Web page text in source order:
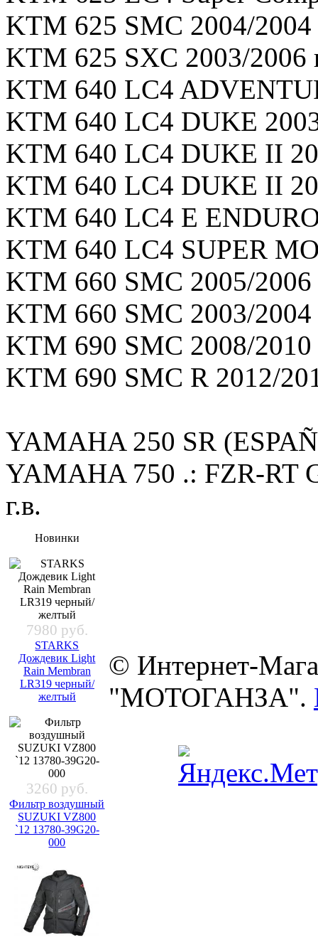
KTM 625 SMC 2004/2004
KTM 625 SXC 2003/2006
KTM 640 LC4
KTM 640 LC4 DUKE
KTM 640 LC4 DUKE II
KTM 640 LC4 DUKE II
KTM 640 LC4 E
KTM 640 LC4 SUPER
KTM 660 SMC 2005/2006
KTM 660 SMC 2003/2004
KTM 690 SMC 2008/2010
KTM 690 SMC R 2012/
YAMAHA 250 SR
YAMAHA 750 .: FZR-RT
г.в.
Новинки
7980 руб.
STARKS
Дождевик Light
Rain Membran
LR319 черный/
желтый
3260 руб.
Фильтр воздушный
SUZUKI VZ800
`12 13780-39G20-
000
© Интернет-
"МОТОГАНЗА".